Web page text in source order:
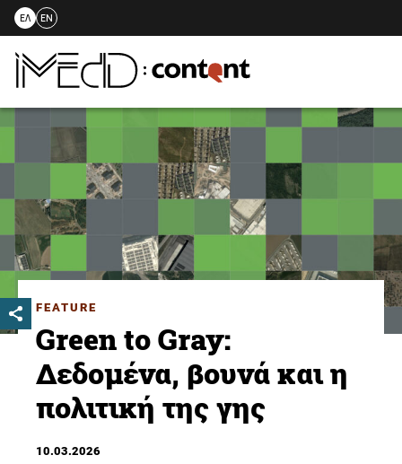
Skip
to
ΕΛ EN
FEATURE
Green to Gray:
Δεδομένα, βουνά και η
πολιτική της γης
10.03.2026